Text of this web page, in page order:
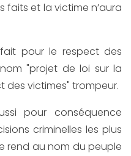
faits et la victime n’aura
pour le respect des
"projet de loi sur la
des victimes" trompeur.
pour conséquence
criminelles les plus
rend au nom du peuple